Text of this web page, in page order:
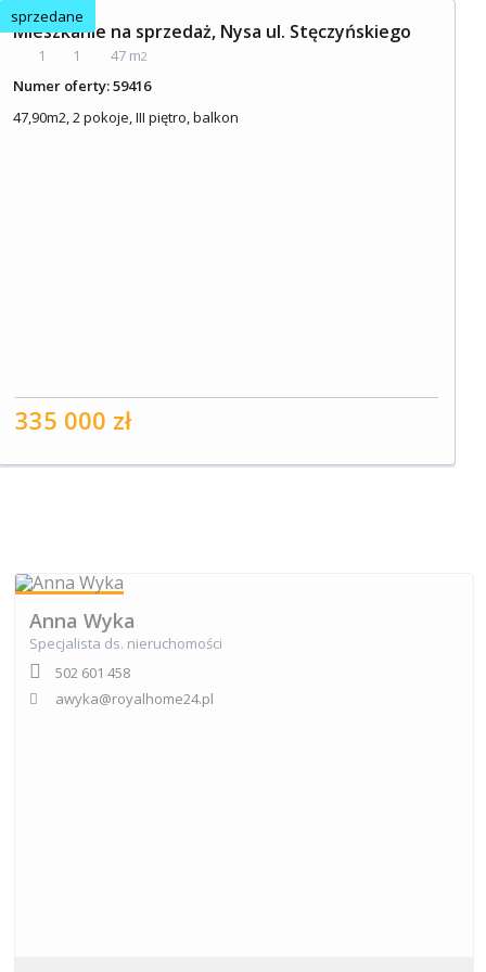
sprzedane
Mieszkanie na sprzedaż, Nysa ul. Stęczyńskiego
1 1 47 m2
Numer oferty: 59416
47,90m2, 2 pokoje, III piętro, balkon
335 000 zł
Anna Wyka
Specjalista ds. nieruchomości
502 601 458
awyka@royalhome24.pl